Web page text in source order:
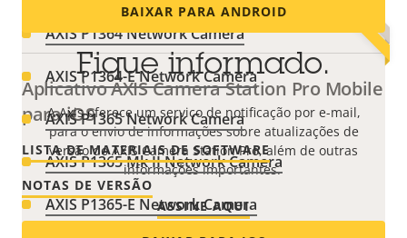
Fique informado.
A Axis oferece um serviço de notificação por e-mail,
para o envio de informações sobre atualizações de
versão do AXIS Camera Station Pro, além de outras
informações importantes.
ASSINE AQUI
AXIS P1364 Network Camera
AXIS P1364-E Network Camera
AXIS P1365 Network Camera
AXIS P1365 Mk II Network Camera
AXIS P1365-E Network Camera
BAIXAR PARA ANDROID
Aplicativo AXIS Camera Station Pro Mobile
para iOS
LISTA DE MATERIAIS DE SOFTWARE
NOTAS DE VERSÃO